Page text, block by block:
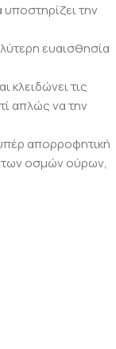
την
ευαισθησία
κλειδώνει τις
απλώς να την
απορροφητική
των οσμών ούρων,